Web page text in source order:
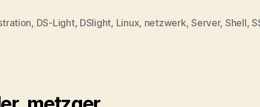
, DS-Light, DSlight, Linux, netzwerk,Server, Shell,